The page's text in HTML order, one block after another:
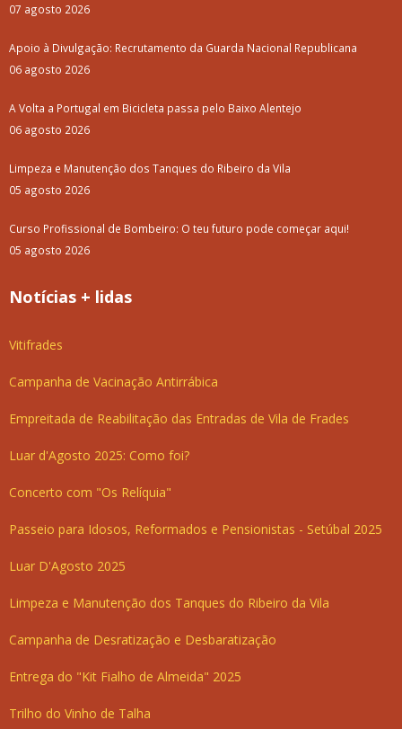
07 agosto 2026
Apoio à Divulgação: Recrutamento da Guarda Nacional Republicana
06 agosto 2026
A Volta a Portugal em Bicicleta passa pelo Baixo Alentejo
06 agosto 2026
Limpeza e Manutenção dos Tanques do Ribeiro da Vila
05 agosto 2026
Curso Profissional de Bombeiro: O teu futuro pode começar aqui!
05 agosto 2026
Notícias + lidas
Vitifrades
Campanha de Vacinação Antirrábica
Empreitada de Reabilitação das Entradas de Vila de Frades
Luar d'Agosto 2025: Como foi?
Concerto com "Os Relíquia"
Passeio para Idosos, Reformados e Pensionistas - Setúbal 2025
Luar D'Agosto 2025
Limpeza e Manutenção dos Tanques do Ribeiro da Vila
Campanha de Desratização e Desbaratização
Entrega do "Kit Fialho de Almeida" 2025
Trilho do Vinho de Talha